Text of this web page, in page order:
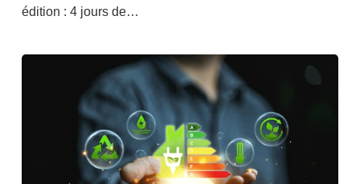
édition : 4 jours de…